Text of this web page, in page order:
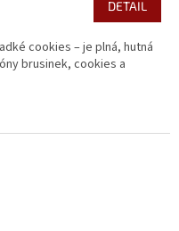
DETAIL
cookies – je plná, hutná
brusinek, cookies a